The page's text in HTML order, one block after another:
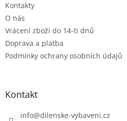
Kontakty
O nás
Vrácení zboží do 14-ti dnů
Doprava a platba
Podmínky ochrany osobních údajů
Kontakt
info@dilenske-vybaveni.cz